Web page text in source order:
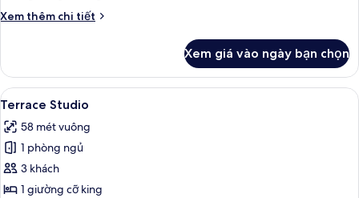
Fountain
Xem thêm chi tiết
Chi
Terrace
One
Bedroom
Fountain
View
Xem giá vào ngày bạn chọn
Xem
tất
cả
ảnh
Terrace
Studio
Bộ trải giường bằng vải cotton Ai
6
Terrace Studio
58 mét vuông
1 phòng ngủ
3 khách
1 giường cỡ king